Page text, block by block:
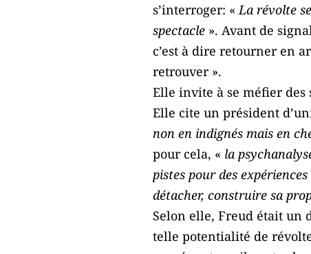
s’interroger: « La révolte
spectacle ». Avant de
c’est à dire retourner en
retrouver ».
Elle invite à se méfier
Elle cite un président
non en indignés mais en
pour cela, « la
pistes pour des
détacher, construire sa
Selon elle, Freud était un
telle potentialité de